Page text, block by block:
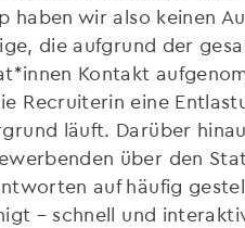
haben wir also keinen
die aufgrund der
Kontakt
Recruiterin eine
läuft. Darüber
über den
auf häufig
– schnell und